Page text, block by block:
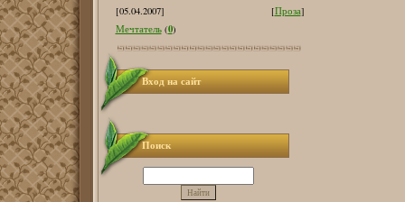
[05.04.2007]
[Проза]
Мечтатель (0)
Вход на сайт
Поиск